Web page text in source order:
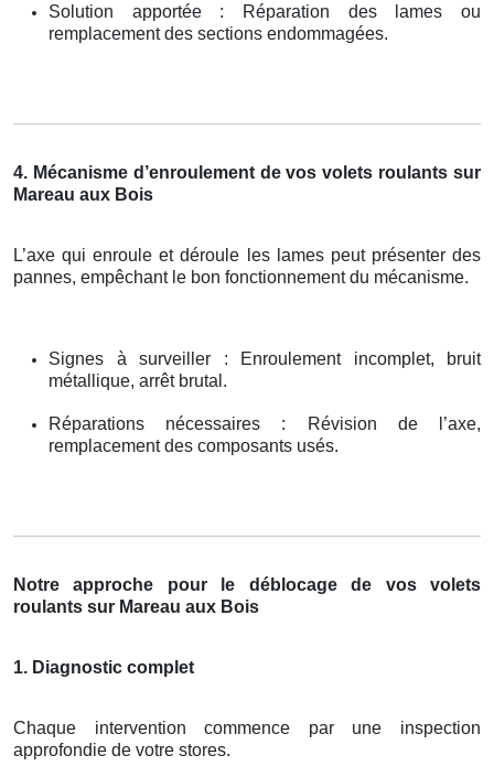
Solution apportée : Réparation des lames ou
remplacement des sections endommagées.
4. Mécanisme d’enroulement de vos volets roulants sur
Mareau aux Bois
L’axe qui enroule et déroule les lames peut présenter des
pannes, empêchant le bon fonctionnement du mécanisme.
Signes à surveiller : Enroulement incomplet, bruit
métallique, arrêt brutal.
Réparations nécessaires : Révision de l’axe,
remplacement des composants usés.
Notre approche pour le déblocage de vos volets
roulants sur Mareau aux Bois
1. Diagnostic complet
Chaque intervention commence par une inspection
approfondie de votre stores.